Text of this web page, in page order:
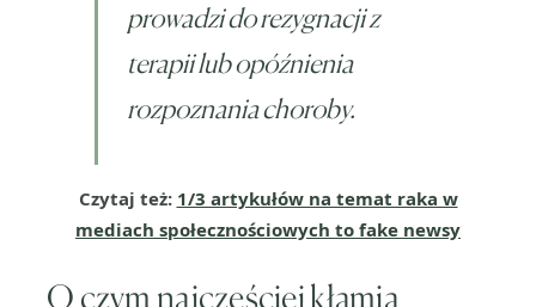
prowadzi do rezygnacji z
terapii lub opóźnienia
rozpoznania choroby.
Czytaj też: 1/3 artykułów na temat raka w
mediach społecznościowych to fake newsy
O czym najczęściej kłamią